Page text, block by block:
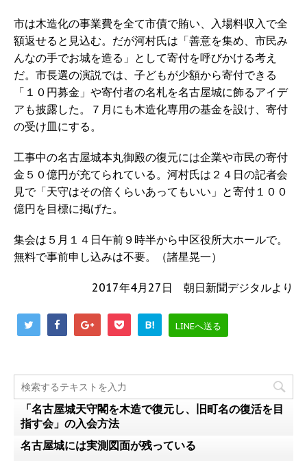
市は木造化の事業費を全て市債で賄い、入場料収入で全
額返せると見込む。だが河村氏は「善意を集め、市民み
んなの手でお城を造る」として寄付を呼びかける考え
だ。市長選の演説では、子どもが少額から寄付できる
「１０円募金」や寄付者の名札を名古屋城に飾るアイデ
アも披露した。７月にも木造化専用の基金を設け、寄付
の受け皿にする。
工事中の名古屋城本丸御殿の復元には企業や市民の寄付
金５０億円が充てられている。河村氏は２４日の記者会
見で「天守はその倍くらいあってもいい」と寄付１００
億円を目標に掲げた。
集会は５月１４日午前９時半から中区役所大ホールで。
無料で事前申し込みは不要。（諸星晃一）
2017年4月27日 朝日新聞デジタルより
B! LINEへ送る
「名古屋城天守閣を木造で復元し、旧町名の復活を目
指す会」の入会方法
名古屋城には実測図面が残っている